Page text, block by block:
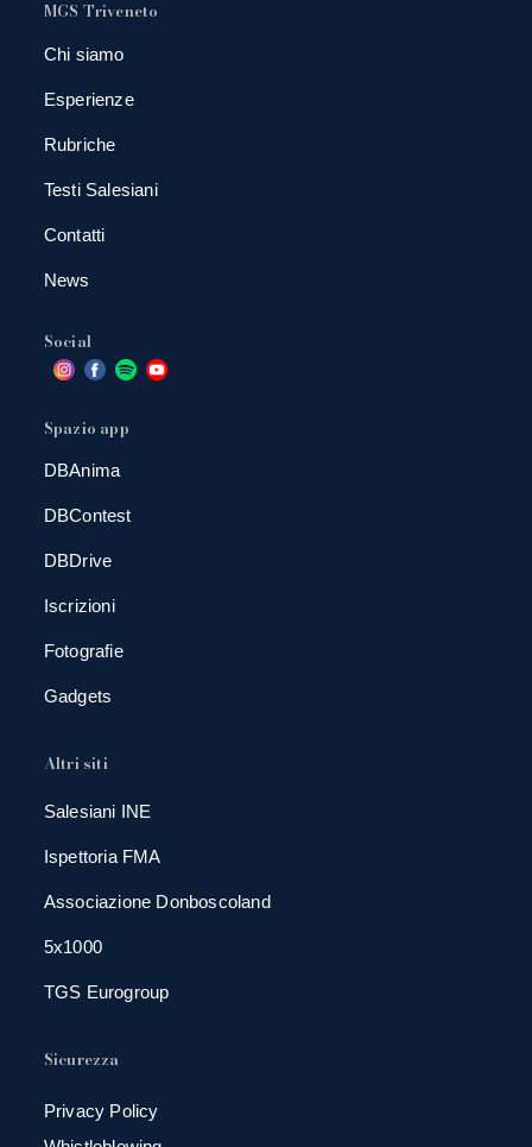
MGS Triveneto
Chi siamo
Esperienze
Rubriche
Testi Salesiani
Contatti
News
Social
Spazio app
DBAnima
DBContest
DBDrive
Iscrizioni
Fotografie
Gadgets
Altri siti
Salesiani INE
Ispettoria FMA
Associazione Donboscoland
5x1000
TGS Eurogroup
Sicurezza
Privacy Policy